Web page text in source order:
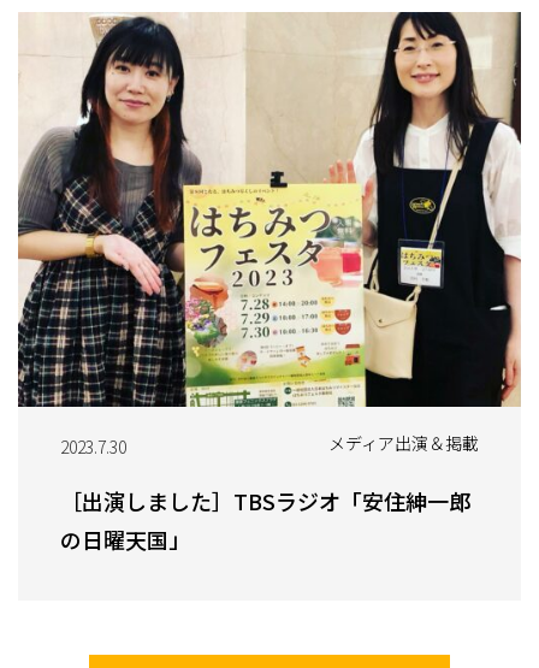
2023.7.30 メディア出演＆掲載
［出演しました］TBSラジオ「安住紳一郎
の日曜天国」